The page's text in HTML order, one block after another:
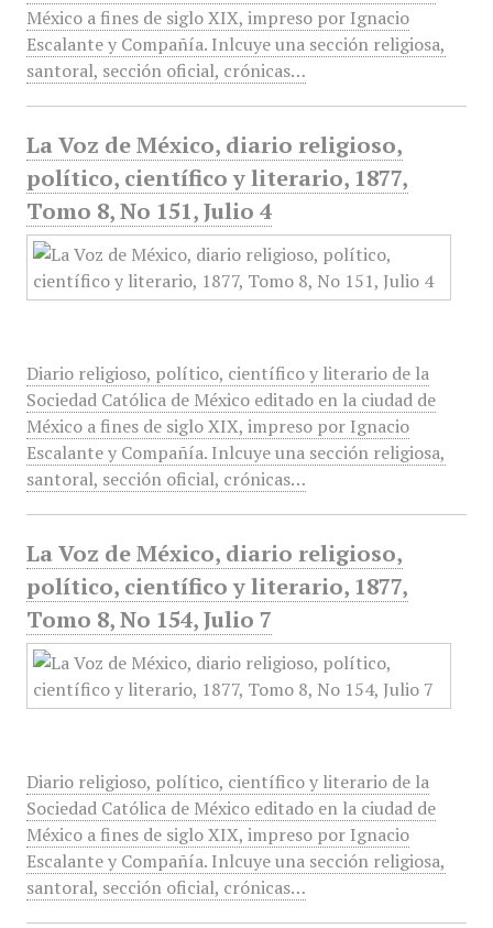
México a fines de siglo XIX, impreso por Ignacio
Escalante y Compañía. Inlcuye una sección religiosa,
santoral, sección oficial, crónicas…
La Voz de México, diario religioso,
político, científico y literario, 1877,
Tomo 8, No 151, Julio 4
Diario religioso, político, científico y literario de la
Sociedad Católica de México editado en la ciudad de
México a fines de siglo XIX, impreso por Ignacio
Escalante y Compañía. Inlcuye una sección religiosa,
santoral, sección oficial, crónicas…
La Voz de México, diario religioso,
político, científico y literario, 1877,
Tomo 8, No 154, Julio 7
Diario religioso, político, científico y literario de la
Sociedad Católica de México editado en la ciudad de
México a fines de siglo XIX, impreso por Ignacio
Escalante y Compañía. Inlcuye una sección religiosa,
santoral, sección oficial, crónicas…